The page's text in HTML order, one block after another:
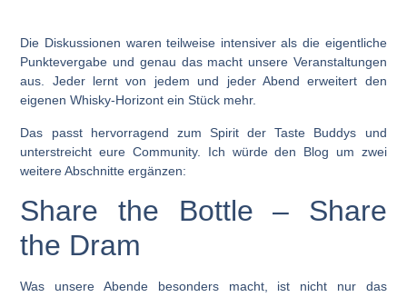
Die Diskussionen waren teilweise intensiver als die eigentliche
Punktevergabe und genau das macht unsere Veranstaltungen
aus. Jeder lernt von jedem und jeder Abend erweitert den
eigenen Whisky-Horizont ein Stück mehr.
Das passt hervorragend zum Spirit der Taste Buddys und
unterstreicht eure Community. Ich würde den Blog um zwei
weitere Abschnitte ergänzen:
Share the Bottle – Share
the Dram
Was unsere Abende besonders macht, ist nicht nur das